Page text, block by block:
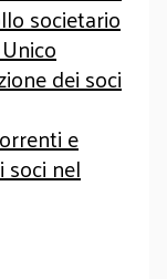
societario
dei soci
e
soci nel